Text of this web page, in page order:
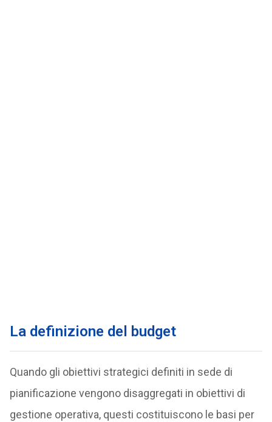
La definizione del budget
Quando gli obiettivi strategici definiti in sede di
pianificazione vengono disaggregati in obiettivi di
gestione operativa, questi costituiscono le basi per